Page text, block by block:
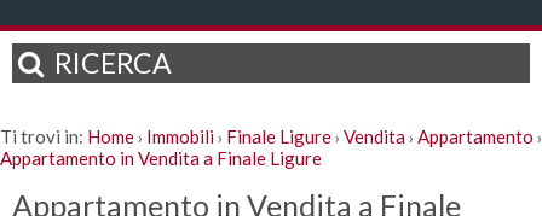
RICERCA
Ti trovi in: Home› Immobili› Finale Ligure› Vendita› Appartamento ›
Appartamento in Vendita a Finale Ligure
Appartamento in Vendita a Finale